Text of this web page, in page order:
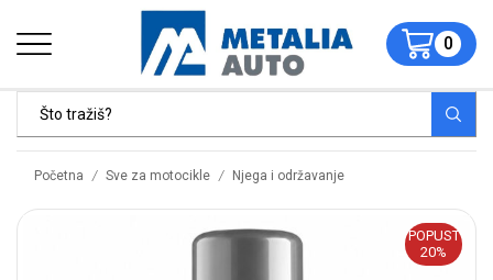
0
Početna / Sve za motocikle / Njega i održavanje
POPUST
20%